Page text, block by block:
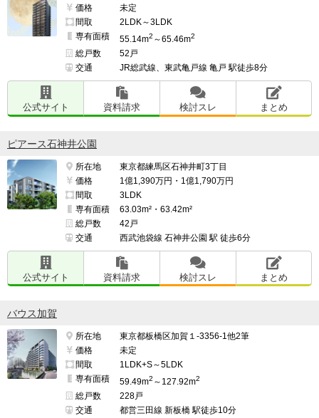
価格
未定
間取
2LDK～3LDK
専有面積
55.14m2 ～65.46m2
総戸数
52戸
交通
JR総武線、東武亀戸線 亀戸 駅徒歩8分
公式サイト 資料請求 検討スレ まとめ
ピアース石神井公園
所在地
東京都練馬区石神井町3丁目
価格
1億1,390万円・1億1,790万円
間取
3LDK
専有面積
63.03m²・63.42m²
総戸数
42戸
交通
西武池袋線 石神井公園 駅 徒歩6分
公式サイト 資料請求 検討スレ まとめ
バウス加賀
所在地
東京都板橋区加賀１-3356-1他2筆
価格
未定
間取
1LDK+S～5LDK
専有面積
59.49m2 ～127.92m2
総戸数
228戸
交通
都営三田線 新板橋 駅徒歩10分